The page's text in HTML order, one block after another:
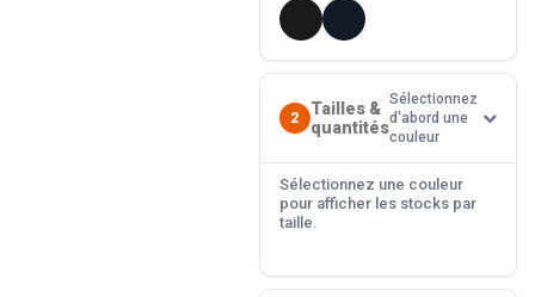
2
Tailles &
quantités
Sélectionnez
d'abord une
couleur
Sélectionnez une couleur
pour afficher les stocks par
taille.